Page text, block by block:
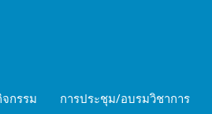
กรรม การประชุม/อบรมวิชาการ